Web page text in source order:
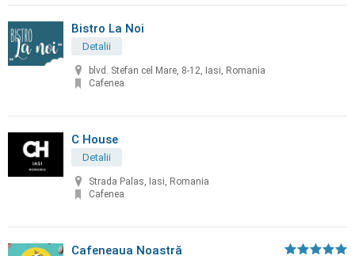
Bistro La Noi
Detalii
blvd. Stefan cel Mare, 8-12, Iasi, Romania
Cafenea
C House
Detalii
Strada Palas, Iasi, Romania
Cafenea
Cafeneaua Noastră